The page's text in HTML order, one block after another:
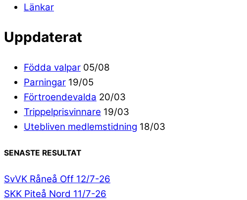
Länkar
Uppdaterat
Födda valpar 05/08
Parningar 19/05
Förtroendevalda 20/03
Trippelprisvinnare 19/03
Utebliven medlemstidning 18/03
SENASTE RESULTAT
SvVK Råneå Off 12/7-26
SKK Piteå Nord 11/7-26